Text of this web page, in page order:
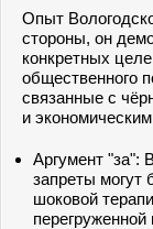
Опыт
стороны, он
конкретных
общественного
связанные с
и
Аргумент "за":
запреты
шоковой